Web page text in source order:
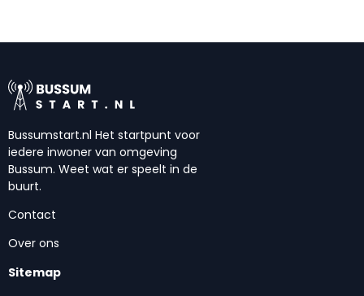
Bussumstart.nl Het startpunt voor
iedere inwoner van omgeving
Bussum. Weet wat er speelt in de
buurt.
Contact
Over ons
Sitemap